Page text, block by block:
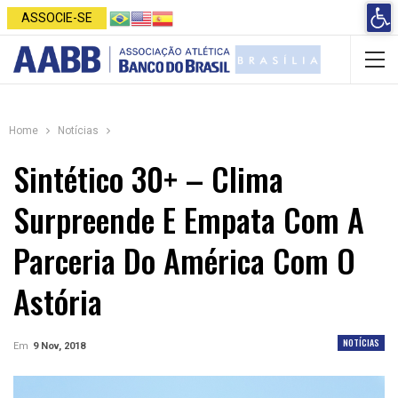
ASSOCIE-SE
Home Notícias
Sintético 30+ – Clima
Surpreende E Empata Com A
Parceria Do América Com O
Astória
NOTÍCIAS
Em 9 Nov, 2018